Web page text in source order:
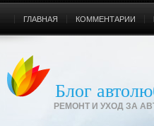
Блог
РЕМОНТ И УХОД ЗА
ГЛАВНАЯ КОММЕНТАРИИ